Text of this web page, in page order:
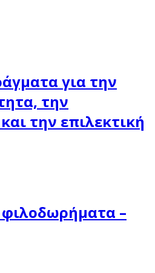
για την
την
την επιλεκτική
–